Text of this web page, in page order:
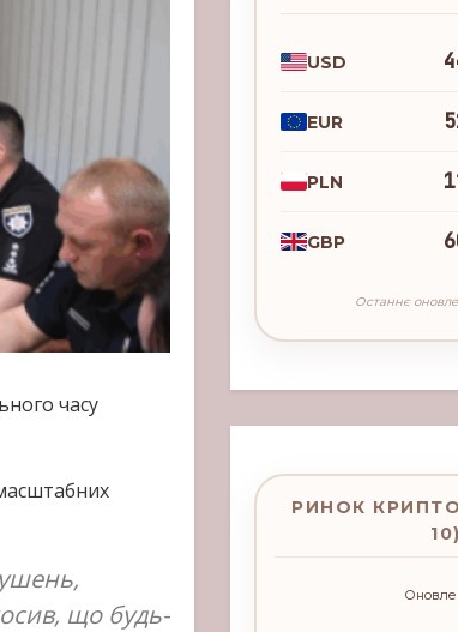
часу
що будь-
USD
EUR
PLN
GBP
Останнє
РИНОК
10)